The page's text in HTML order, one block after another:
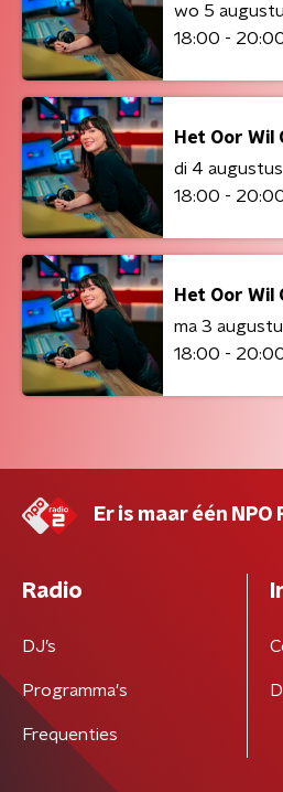
wo 5
18:00 -
Het Oor Wil
di 4 augustus
18:00 -
Het Oor Wil
ma 3
18:00 -
Er is maar één NPO
Radio
DJ’s
Programma's
Frequenties